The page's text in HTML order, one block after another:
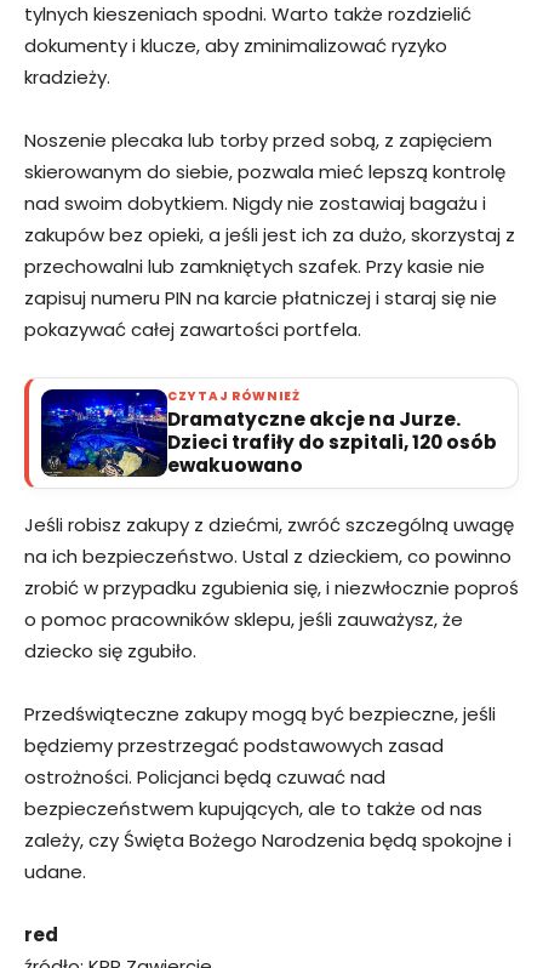
tylnych kieszeniach spodni. Warto także rozdzielić
dokumenty i klucze, aby zminimalizować ryzyko
kradzieży.
Noszenie plecaka lub torby przed sobą, z zapięciem
skierowanym do siebie, pozwala mieć lepszą kontrolę
nad swoim dobytkiem. Nigdy nie zostawiaj bagażu i
zakupów bez opieki, a jeśli jest ich za dużo, skorzystaj z
przechowalni lub zamkniętych szafek. Przy kasie nie
zapisuj numeru PIN na karcie płatniczej i staraj się nie
pokazywać całej zawartości portfela.
CZYTAJ RÓWNIEŻ
Dramatyczne akcje na Jurze.
Dzieci trafiły do szpitali, 120 osób
ewakuowano
Jeśli robisz zakupy z dziećmi, zwróć szczególną uwagę
na ich bezpieczeństwo. Ustal z dzieckiem, co powinno
zrobić w przypadku zgubienia się, i niezwłocznie poproś
o pomoc pracowników sklepu, jeśli zauważysz, że
dziecko się zgubiło.
Przedświąteczne zakupy mogą być bezpieczne, jeśli
będziemy przestrzegać podstawowych zasad
ostrożności. Policjanci będą czuwać nad
bezpieczeństwem kupujących, ale to także od nas
zależy, czy Święta Bożego Narodzenia będą spokojne i
udane.
red